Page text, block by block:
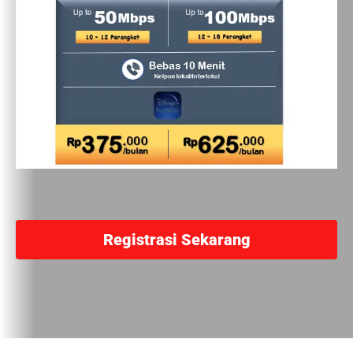
Registrasi Sekarang